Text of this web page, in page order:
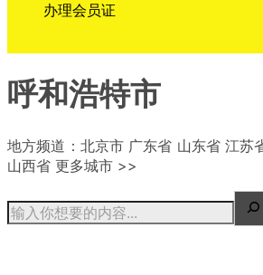
办理会员证
呼和浩特市
地方频道：北京市 广东省 山东省 江
山西省 更多城市 >>